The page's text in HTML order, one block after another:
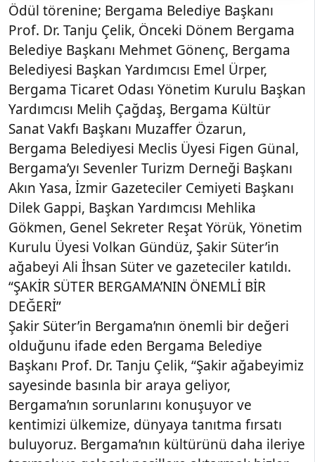
Ödül törenine; Bergama Belediye Başkanı
Prof. Dr. Tanju Çelik, Önceki Dönem Bergama
Belediye Başkanı Mehmet Gönenç, Bergama
Belediyesi Başkan Yardımcısı Emel Ürper,
Bergama Ticaret Odası Yönetim Kurulu Başkan
Yardımcısı Melih Çağdaş, Bergama Kültür
Sanat Vakfı Başkanı Muzaffer Özarun,
Bergama Belediyesi Meclis Üyesi Figen Günal,
Bergama’yı Sevenler Turizm Derneği Başkanı
Akın Yasa, İzmir Gazeteciler Cemiyeti Başkanı
Dilek Gappi, Başkan Yardımcısı Mehlika
Gökmen, Genel Sekreter Reşat Yörük, Yönetim
Kurulu Üyesi Volkan Gündüz, Şakir Süter’in
ağabeyi Ali İhsan Süter ve gazeteciler katıldı.
“ŞAKİR SÜTER BERGAMA’NIN ÖNEMLİ BİR
DEĞERİ”
Şakir Süter’in Bergama’nın önemli bir değeri
olduğunu ifade eden Bergama Belediye
Başkanı Prof. Dr. Tanju Çelik, “Şakir ağabeyimiz
sayesinde basınla bir araya geliyor,
Bergama’nın sorunlarını konuşuyor ve
kentimizi ülkemize, dünyaya tanıtma fırsatı
buluyoruz. Bergama’nın kültürünü daha ileriye